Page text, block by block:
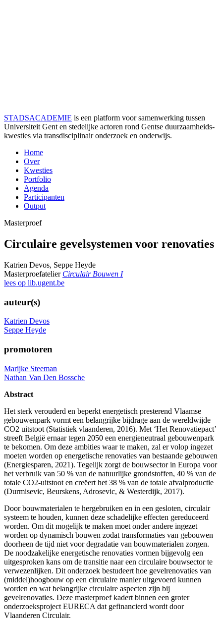
STADSACADEMIE is een platform voor samenwerking tussen
Universiteit Gent en stedelijke actoren rond Gentse duurzaamheids­
kwesties via transdisciplinair onderzoek en onderwijs.
Home
Over
Kwesties
Portfolio
Agenda
Participanten
Output
Masterproef
Circulaire gevelsystemen voor renovaties
Katrien Devos, Seppe Heyde
Masterproefatelier Circulair Bouwen I
lees op lib.ugent.be
auteur(s)
Katrien Devos
Seppe Heyde
promotoren
Marijke Steeman
Nathan Van Den Bossche
Abstract
Het sterk verouderd en beperkt energetisch presterend Vlaamse
gebouwenpark vormt een belangrijke bijdrage aan de wereldwijde
CO2 uitstoot (Statistiek vlaanderen, 2016). Met ‘Het Renovatiepact’
streeft België ernaar tegen 2050 een energieneutraal gebouwenpark
te bekomen. Om deze ambities waar te maken, zal er volop ingezet
moeten worden op energetische renovaties van bestaande gebouwen
(Energiesparen, 2021). Tegelijk zorgt de bouwsector in Europa voor
het verbruik van 50 % van de natuurlijke grondstoffen, 40 % van de
totale CO2-uitstoot en creëert het 38 % van de totale afvalproductie
(Durmisevic, Beurskens, Adrosevic, & Westerdijk, 2017).
Door bouwmaterialen te hergebruiken en in een gesloten, circulair
systeem te houden, kunnen deze schadelijke effecten gereduceerd
worden. Om dit mogelijk te maken moet onder andere ingezet
worden op dynamisch bouwen zodat transformaties van gebouwen
doorheen de tijd niet voor degradatie van bouwmaterialen zorgen.
De noodzakelijke energetische renovaties vormen bijgevolg een
uitgesproken kans om de transitie naar een circulaire bouwsector te
verwezenlijken. Dit onderzoek bestudeert hoe gevelrenovaties van
(middel)hoogbouw op een circulaire manier uitgevoerd kunnen
worden en wat belangrijke circulaire aspecten zijn bij
gevelrenovaties. Deze masterproef kadert binnen een groter
onderzoeksproject EURECA dat gefinancierd wordt door
Vlaanderen Circulair.